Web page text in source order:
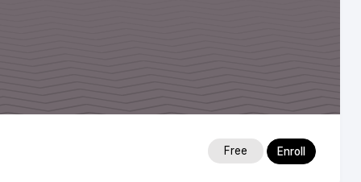
Free Enroll